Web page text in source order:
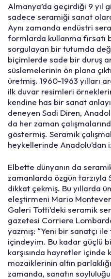
Almanya’da geçirdiği 9 yıl
sadece seramiği sanat
Aynı zamanda endüstri
formlarda kullanma fırsatı
sorgulayan bir tutumda
biçimlerde sade bir duruş
süslemelerinin ön plana
üretmiş. 1960-1963 yılları
ilk duvar resimleri
kendine has bir sanat
deneyen Sadi Diren,
da her zaman
göstermiş. Seramik
heykellerinde Anadolu’dan
Elbette dünyanın da
zamanlarda özgün tarzıyla
dikkat çekmiş. Bu yıllarda
eleştirmeni Mario
Galeri Totti’deki seramik
gazetesi Corriere
yazmış: “Yeni bir sanatçı ile
içindeyim. Bu kadar güçlü
karşısında hayretler içinde
mozaiklerinin altın
zamanda, sanatın